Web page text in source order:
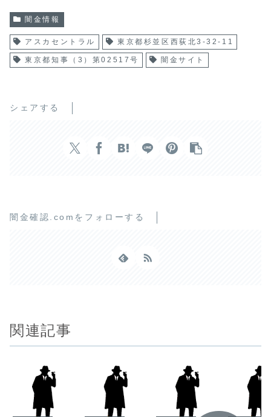
闇金情報
アスカセントラル 東京都杉並区西荻北3-32-11
東京都知事（3）第02517号 闇金サイト
シェアする
闇金確認.comをフォローする
関連記事